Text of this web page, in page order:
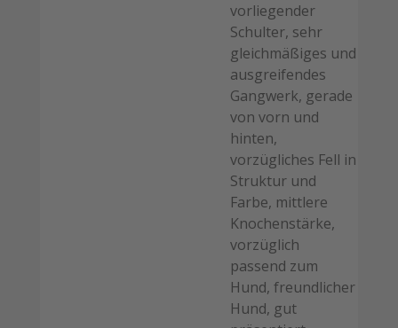
vorliegender
Schulter, sehr
gleichmäßiges und
ausgreifendes
Gangwerk, gerade
von vorn und
hinten,
vorzügliches Fell in
Struktur und
Farbe, mittlere
Knochenstärke,
vorzüglich
passend zum
Hund, freundlicher
Hund, gut